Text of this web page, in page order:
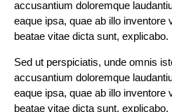
accusantium doloremque
eaque ipsa, quae ab illo inventore
beatae vitae dicta sunt, explicabo.
Sed ut perspiciatis, unde omnis
accusantium doloremque
eaque ipsa, quae ab illo inventore
beatae vitae dicta sunt, explicabo.